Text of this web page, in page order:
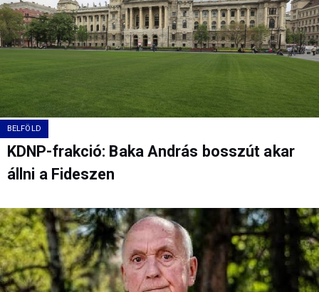
BELFÖLD
KDNP-frakció: Baka András bosszút akar
állni a Fideszen